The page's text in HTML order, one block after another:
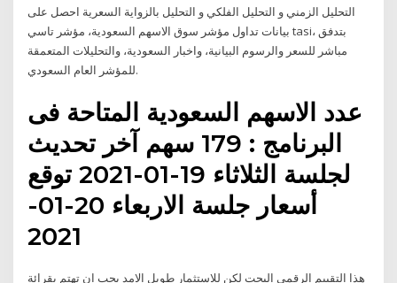
التحليل الزمني و التحليل الفلكي و التحليل بالزواية السعرية احصل على
بيانات تداول مؤشر سوق الاسهم السعودية، مؤشر تاسي tasi، بتدفق
مباشر للسعر والرسوم البيانية، واخبار السعودية، والتحليلات المتعمقة
للمؤشر العام السعودي.
عدد الاسهم السعودية المتاحة فى
البرنامج : 179 سهم آخر تحديث
لجلسة الثلاثاء 19-01-2021 توقع
أسعار جلسة الاربعاء 20-01-
2021
هذا التقييم الرقمي البحت لكن للاستثمار طويل الامد يجب ان تهتم بقرائة